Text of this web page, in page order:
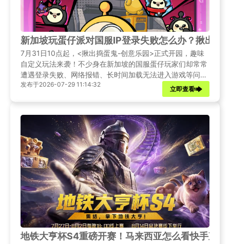
新加坡玩蛋仔派对国服IP登录失败怎么办？揪出捣
7月31日10点起，<揪出捣蛋鬼-创意乐园>正式开园，趣味
自定义玩法来袭！不少身在新加坡的国服蛋仔玩家们却常常
遭遇登录失败、网络报错、长时间加载无法进入游戏等问
题。本文将提供简单有效的解决办法，助你在海外也能畅玩
发布于2026-07-29 11:14:32
立即查看
地铁大亨杯S4重磅开赛！马来西亚怎么看快手直播